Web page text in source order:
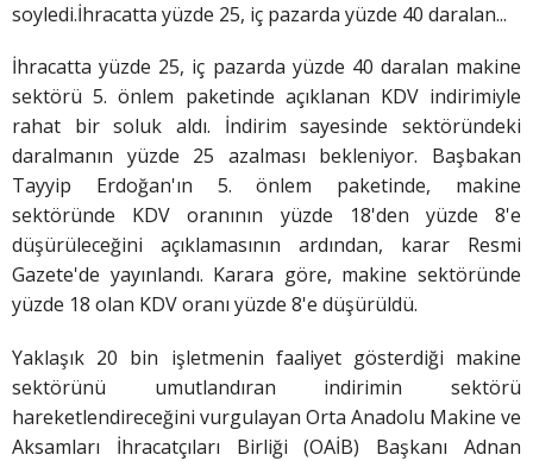
soyledi.İhracatta yüzde 25, iç pazarda yüzde 40 daralan...
İhracatta yüzde 25, iç pazarda yüzde 40 daralan makine
sektörü 5. önlem paketinde açıklanan KDV indirimiyle
rahat bir soluk aldı. İndirim sayesinde sektöründeki
daralmanın yüzde 25 azalması bekleniyor. Başbakan
Tayyip Erdoğan'ın 5. önlem paketinde, makine
sektöründe KDV oranının yüzde 18'den yüzde 8'e
düşürüleceğini açıklamasının ardından, karar Resmi
Gazete'de yayınlandı. Karara göre, makine sektöründe
yüzde 18 olan KDV oranı yüzde 8'e düşürüldü.
Yaklaşık 20 bin işletmenin faaliyet gösterdiği makine
sektörünü umutlandıran indirimin sektörü
hareketlendireceğini vurgulayan Orta Anadolu Makine ve
Aksamları İhracatçıları Birliği (OAİB) Başkanı Adnan